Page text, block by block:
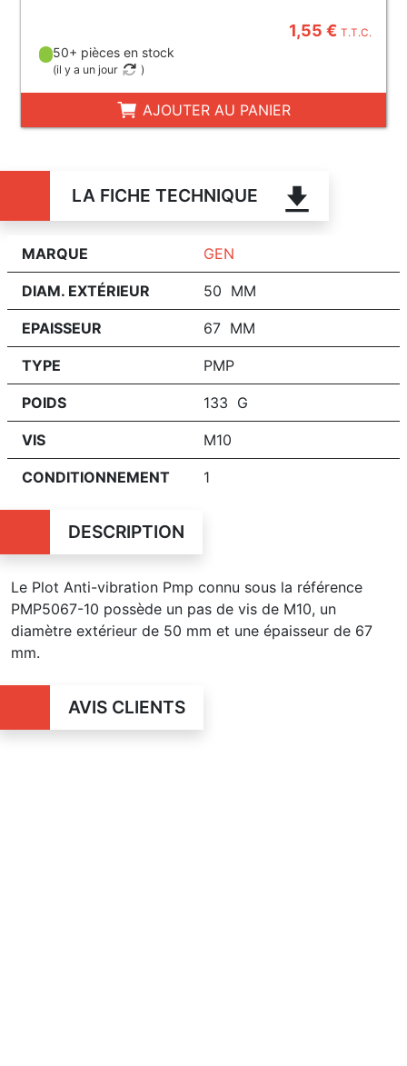
1,55 €T.T.C.
50+ pièces en stock
(il y a un jour )
AJOUTER AU PANIER
LA FICHE TECHNIQUE
MARQUE GEN
DIAM. EXTÉRIEUR 50 MM
EPAISSEUR 67 MM
TYPE PMP
POIDS 133 G
VIS M10
CONDITIONNEMENT 1
DESCRIPTION
Le Plot Anti-vibration Pmp connu sous la référence
PMP5067-10 possède un pas de vis de M10, un
diamètre extérieur de 50 mm et une épaisseur de 67
mm.
AVIS CLIENTS